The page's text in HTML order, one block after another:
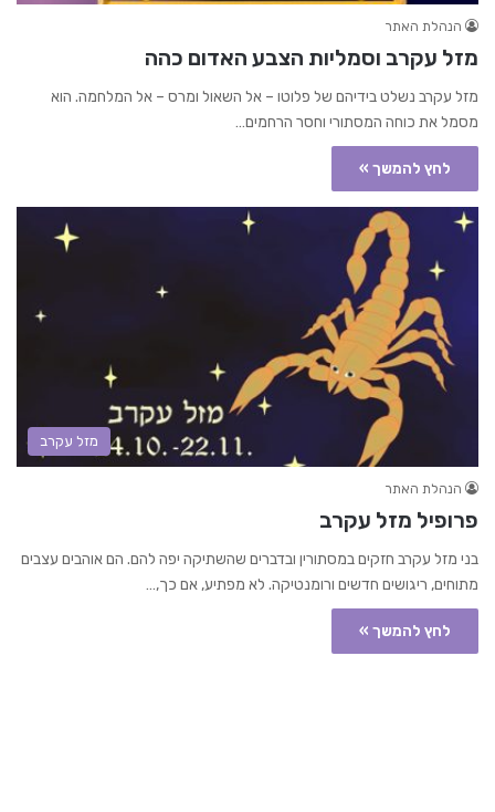
הנהלת האתר
מזל עקרב וסמליות הצבע האדום כהה
מזל עקרב נשלט בידיהם של פלוטו – אל השאול ומרס – אל המלחמה. הוא
מסמל את כוחה המסתורי וחסר הרחמים…
לחץ להמשך »
מזל עקרב
הנהלת האתר
פרופיל מזל עקרב
בני מזל עקרב חזקים במסתורין ובדברים שהשתיקה יפה להם. הם אוהבים עצבים
מתוחים, ריגושים חדשים ורומנטיקה. לא מפתיע, אם כך,…
לחץ להמשך »